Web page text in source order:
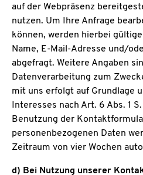
auf der Webpräsenz
nutzen. Um Ihre Anfrage
können, werden hierbei
Name, E-Mail-Adresse und/
abgefragt. Weitere Angaben
Datenverarbeitung zum
mit uns erfolgt auf Grundlage
Interesses nach Art. 6 Abs. 1
Benutzung der
personenbezogenen Daten
Zeitraum von vier Wochen
d) Bei Nutzung unserer